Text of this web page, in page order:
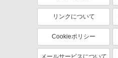
リンクについて
Cookieポリシー
メールサービスについて